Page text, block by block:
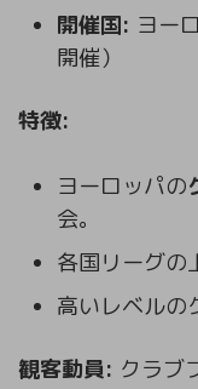
開催国: ヨー
開催）
特徴:
ヨーロッパの
会。
各国リーグの
高いレベルの
観客動員: クラブ